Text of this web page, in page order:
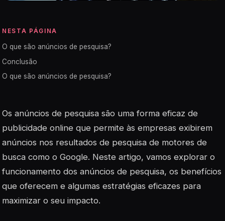
NESTA PÁGINA
O que são anúncios de pesquisa?
Conclusão
O que são anúncios de pesquisa?
Os anúncios de pesquisa são uma forma eficaz de
publicidade online que permite às empresas exibirem
anúncios nos resultados de pesquisa de motores de
busca como o Google. Neste artigo, vamos explorar o
funcionamento dos anúncios de pesquisa, os benefícios
que oferecem e algumas estratégias eficazes para
maximizar o seu impacto.